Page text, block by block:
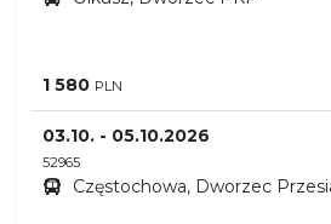
1 580 PLN
03.10. - 05.10.2026
52965
Częstochowa, Dworzec